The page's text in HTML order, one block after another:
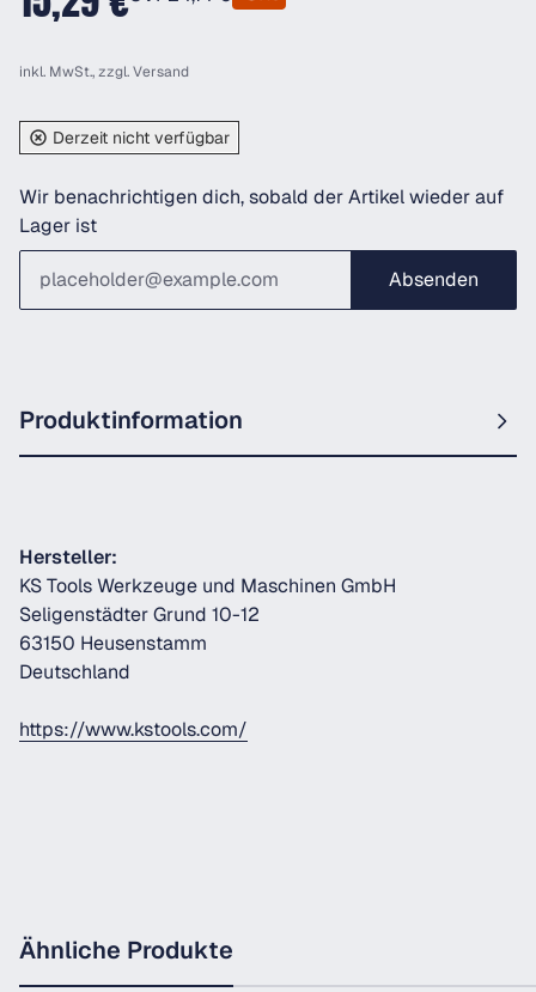
inkl. MwSt., zzgl.Versand
Derzeit nicht verfügbar
Wir benachrichtigen dich, sobald der Artikel wieder auf
Lager ist
Absenden
Produktinformation
Hersteller:
KS Tools Werkzeuge und Maschinen GmbH
Seligenstädter Grund 10-12
63150 Heusenstamm
Deutschland
https://www.kstools.com/
Ähnliche Produkte